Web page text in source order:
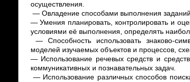
осуществления.
— Овладение способами выполнения
— Умения планировать, контролировать и
условиями её выполнения, определять
— Способность использовать знаково-
моделей изучаемых объектов и процессов,
— Использование речевых средств и
коммуникативных и познавательных задач.
— Использование различных способов